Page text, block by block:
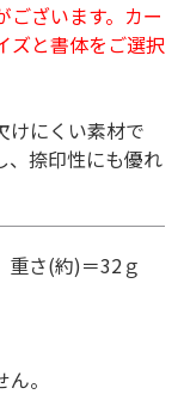
ございます。カー
ズと書体をご選択
けにくい素材で
、捺印性にも優れ
さ(約)＝32ｇ
ん。